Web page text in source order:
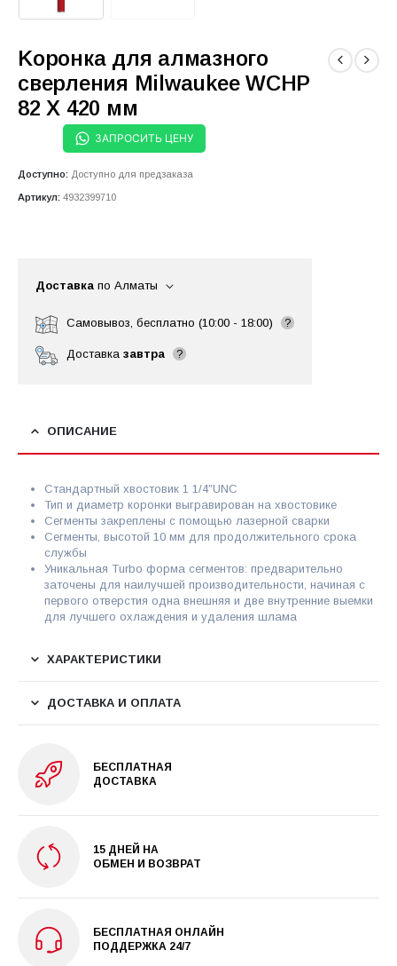
Kopoнка для aлмaзного
сверления Milwaukee WCHP
82 X 420 мм
ЗАПРОСИТЬ ЦЕНУ
Доступно: Доступно для предзаказа
Артикул: 4932399710
Доставка по Алматы
Самовывоз, бесплатно (10:00 - 18:00) ?
Доставка завтра ?
ОПИСАНИЕ
Стандартный хвостовик 1 1/4″UNC
Тип и диаметр коронки выгравирован на хвостовике
Сегменты закреплены с помощью лазерной сварки
Сегменты, высотой 10 мм для продолжительного срока
службы
Уникальная Turbo форма сегментов: предварительно
заточены для наилучшей производительности, начиная с
первого отверстия одна внешняя и две внутренние выемки
для лучшего охлаждения и удаления шлама
ХАРАКТЕРИСТИКИ
ДОСТАВКА И ОПЛАТА
БЕСПЛАТНАЯ
ДОСТАВКА
15 ДНЕЙ НА
ОБМЕН И ВОЗВРАТ
БЕСПЛАТНАЯ ОНЛАЙН
ПОДДЕРЖКА 24/7